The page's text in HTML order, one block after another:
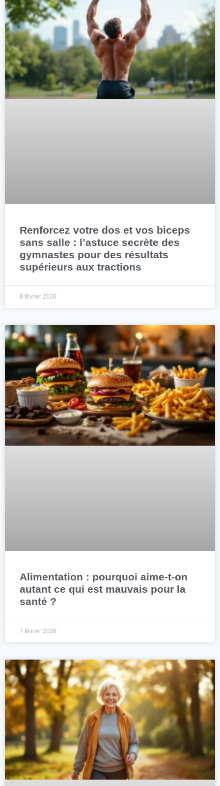
Renforcez votre dos et vos biceps
sans salle : l’astuce secrète des
gymnastes pour des résultats
supérieurs aux tractions
8 février 2026
Alimentation : pourquoi aime-t-on
autant ce qui est mauvais pour la
santé ?
7 février 2026